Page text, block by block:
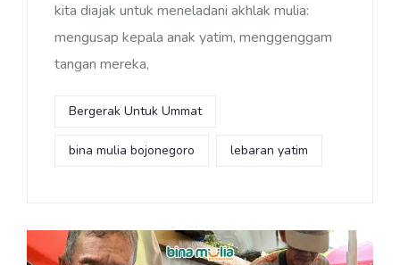
kita diajak untuk meneladani akhlak mulia:
mengusap kepala anak yatim, menggenggam
tangan mereka,
Bergerak Untuk Ummat
bina mulia bojonegoro lebaran yatim